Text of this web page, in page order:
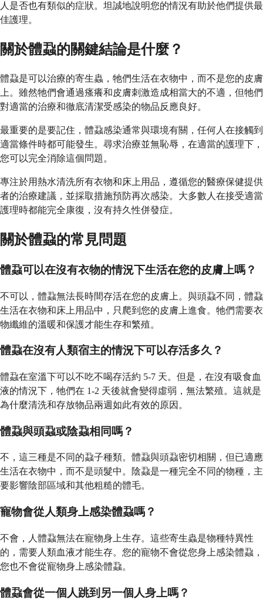
人是否也有類似的症狀。坦誠地說明您的情況有助於他們提供最
佳護理。
關於體蝨的關鍵結論是什麼？
體蝨是可以治療的寄生蟲，牠們生活在衣物中，而不是您的皮膚
上。雖然牠們會通過瘙癢和皮膚刺激造成相當大的不適，但牠們
對適當的治療和徹底清潔受感染的物品反應良好。
最重要的是要記住，體蝨感染通常與環境有關，任何人在接觸到
適當條件時都可能發生。尋求治療並無恥辱，在適當的護理下，
您可以完全消除這個問題。
專注於用熱水清洗所有衣物和床上用品，遵循您的醫療保健提供
者的治療建議，並採取措施預防再次感染。大多數人在接受適當
護理時都能完全康復，沒有持久性併發症。
關於體蝨的常見問題
體蝨可以在沒有衣物的情況下生活在您的皮膚上嗎？
不可以，體蝨無法長時間存活在您的皮膚上。與頭蝨不同，體蝨
生活在衣物和床上用品中，只爬到您的皮膚上進食。牠們需要衣
物纖維的溫暖和保護才能生存和繁殖。
體蝨在沒有人類宿主的情況下可以存活多久？
體蝨在室溫下可以不吃不喝存活約 5-7 天。但是，在沒有吸食血
液的情況下，牠們在 1-2 天後就會變得虛弱，無法繁殖。這就是
為什麼清洗和存放物品兩週如此有效的原因。
體蝨與頭蝨或陰蝨相同嗎？
不，這三種是不同的蝨子種類。體蝨與頭蝨密切相關，但已適應
生活在衣物中，而不是頭髮中。陰蝨是一種完全不同的物種，主
要影響陰部區域和其他粗糙的體毛。
寵物會從人類身上感染體蝨嗎？
不會，人體蝨無法在寵物身上生存。這些寄生蟲是物種特異性
的，需要人類血液才能生存。您的寵物不會從您身上感染體蝨，
您也不會從寵物身上感染體蝨。
體蝨會從一個人跳到另一個人身上嗎？